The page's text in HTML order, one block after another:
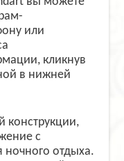
или
кликнув
в нижней
конструкции,
с
ночного отдыха.